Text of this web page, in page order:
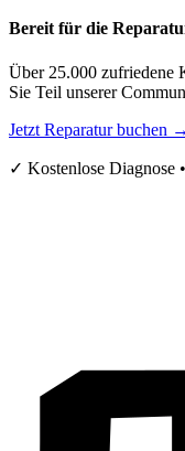
Bereit für die
Über 25.000 zufriedene
Sie Teil unserer
Jetzt Reparatur buchen →
✓ Kostenlose Diagnose